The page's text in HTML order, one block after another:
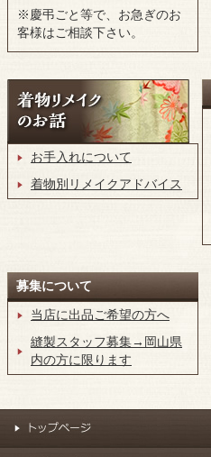
※慶弔ごと等で、お急ぎのお
客様はご相談下さい。
お手入れについて
着物別リメイクアドバイス
募集について
当店に出品ご希望の方へ
縫製スタッフ募集→岡山県
内の方に限ります